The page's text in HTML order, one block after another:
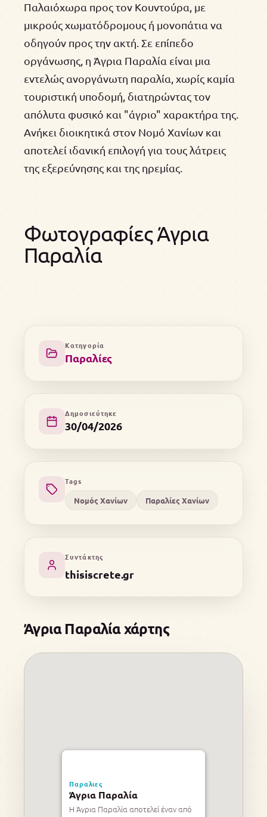
Παλαιόχωρα προς τον Κουντούρα, με
μικρούς χωματόδρομους ή μονοπάτια να
οδηγούν προς την ακτή. Σε επίπεδο
οργάνωσης, η Άγρια Παραλία είναι μια
εντελώς ανοργάνωτη παραλία, χωρίς καμία
τουριστική υποδομή, διατηρώντας τον
απόλυτα φυσικό και "άγριο" χαρακτήρα της.
Ανήκει διοικητικά στον Νομό Χανίων και
αποτελεί ιδανική επιλογή για τους λάτρεις
της εξερεύνησης και της ηρεμίας.
Φωτογραφίες Άγρια
Παραλία
Κατηγορία
Παραλίες
Δημοσιεύτηκε
30/04/2026
Tags
Νομός Χανίων Παραλίες Χανίων
Συντάκτης
thisiscrete.gr
Άγρια Παραλία χάρτης
Παραλιες
Άγρια Παραλία
Η Άγρια Παραλία αποτελεί έναν από